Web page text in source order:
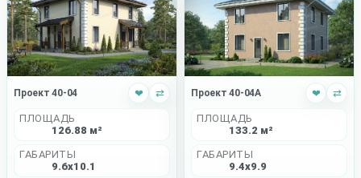
Проект 40-04 ❤ ⇄
ПЛОЩАДЬ
126.88 м²
ГАБАРИТЫ
9.6x10.1
Проект 40-04A ❤ ⇄
ПЛОЩАДЬ
133.2 м²
ГАБАРИТЫ
9.4x9.9